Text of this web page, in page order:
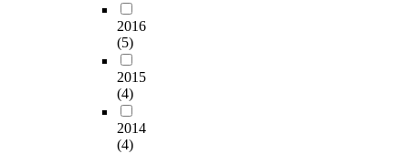
2016
(5)
2015
(4)
2014
(4)